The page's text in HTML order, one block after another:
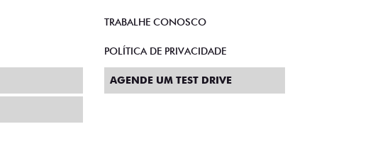
TRABALHE CONOSCO
POLÍTICA DE PRIVACIDADE
AGENDE UM TEST DRIVE